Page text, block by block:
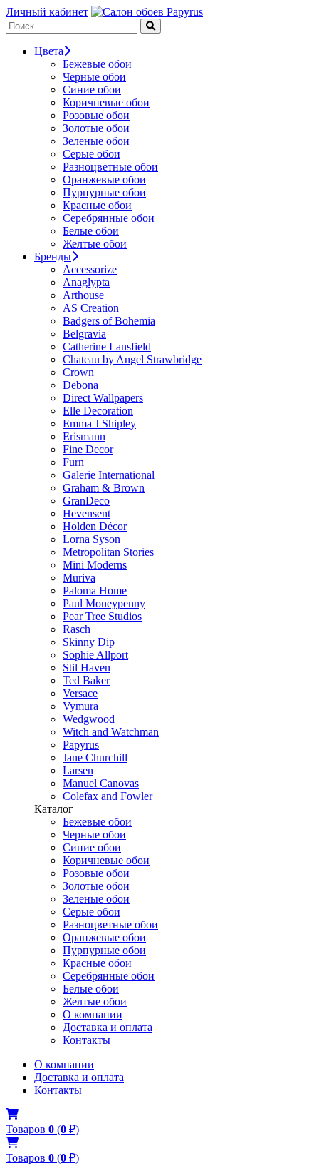
Личный кабинет
Цвета
Бежевые обои
Черные обои
Синие обои
Коричневые обои
Розовые обои
Золотые обои
Зеленые обои
Серые обои
Разноцветные обои
Оранжевые обои
Пурпурные обои
Красные обои
Серебрянные обои
Белые обои
Желтые обои
Бренды
Accessorize
Anaglypta
Arthouse
AS Creation
Badgers of Bohemia
Belgravia
Catherine Lansfield
Chateau by Angel Strawbridge
Crown
Debona
Direct Wallpapers
Elle Decoration
Emma J Shipley
Erismann
Fine Decor
Furn
Galerie International
Graham & Brown
GranDeco
Hevensent
Holden Décor
Lorna Syson
Metropolitan Stories
Mini Moderns
Muriva
Paloma Home
Paul Moneypenny
Pear Tree Studios
Rasch
Skinny Dip
Sophie Allport
Stil Haven
Ted Baker
Versace
Vymura
Wedgwood
Witch and Watchman
Papyrus
Jane Churchill
Larsen
Manuel Canovas
Colefax and Fowler
Каталог
Бежевые обои
Черные обои
Синие обои
Коричневые обои
Розовые обои
Золотые обои
Зеленые обои
Серые обои
Разноцветные обои
Оранжевые обои
Пурпурные обои
Красные обои
Серебрянные обои
Белые обои
Желтые обои
О компании
Доставка и оплата
Контакты
О компании
Доставка и оплата
Контакты
Товаров 0 (0 ₽)
Товаров 0 (0 ₽)